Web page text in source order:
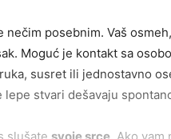
nečim posebnim. Vaš
Moguć je kontakt sa
susret ili jednostavno
lepe stvari dešavaju